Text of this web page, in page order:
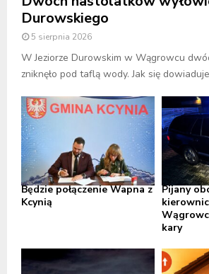
Durowskiego
5 sierpnia 2026
W Jeziorze Durowskim w Wągrowcu
zniknęło pod taflą wody. Jak się
Będzie połączenie Wapna z
Kcynią
Pijany
kary